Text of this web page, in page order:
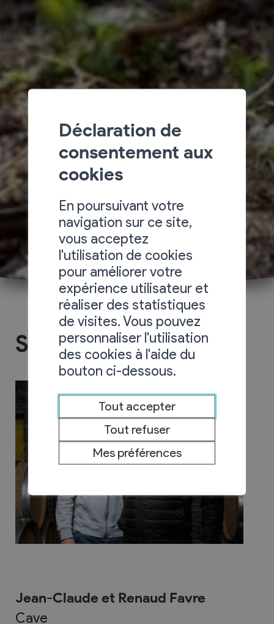
Sélection Excelsus
Jean-Claude et Renaud Favre
Cave
Déclaration de
consentement aux
cookies
En poursuivant votre
navigation sur ce site,
vous acceptez
l'utilisation de cookies
pour améliorer votre
expérience utilisateur et
réaliser des statistiques
de visites. Vous pouvez
personnaliser l'utilisation
des cookies à l'aide du
bouton ci-dessous.
Tout accepter
Tout refuser
Mes préférences